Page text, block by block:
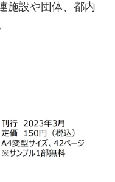
施設や団体、都内